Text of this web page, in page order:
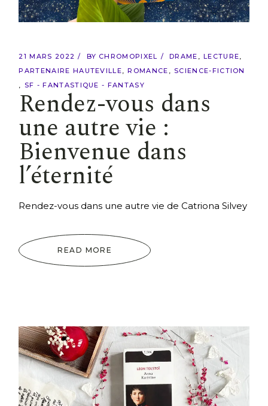
21 MARS 2022 BY CHROMOPIXEL DRAME
LECTURE
PARTENAIRE HAUTEVILLE
ROMANCE
SCIENCE-FICTION
SF - FANTASTIQUE - FANTASY
Rendez-vous dans
une autre vie :
Bienvenue dans
l’éternité
Rendez-vous dans une autre vie de Catriona Silvey
READ MORE